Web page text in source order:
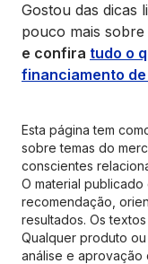
Gostou das dicas
pouco mais
e confira tudo o
financiamento
Esta página tem
sobre temas do
conscientes
O material
recomendação,
resultados. Os
Qualquer produto
análise e aprovação